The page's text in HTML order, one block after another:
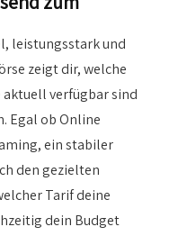
leistungsstark und
zeigt dir, welche
aktuell verfügbar sind
Egal ob Online
ein stabiler
den gezielten
Tarif deine
dein Budget